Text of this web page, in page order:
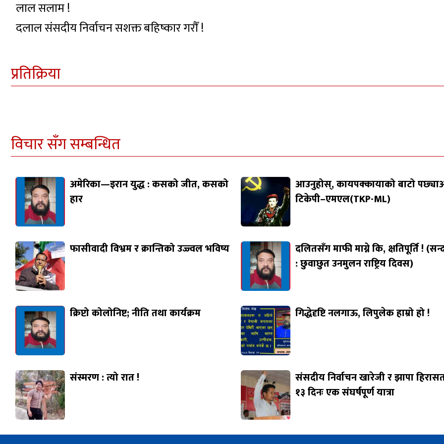
लाल सलाम !
दलाल संसदीय निर्वाचन सशक्त बहिष्कार गरौँ !
प्रतिक्रिया
विचार सँग सम्बन्धित
अमेरिका—इरान युद्ध : कसको जीत, कसको
हार
आउनुहोस्, कायपक्कायाको बाटो
टिकेपी–एमएल(TKP-ML)
फासीवादी विभ्रम र क्रान्तिको उज्ज्वल भविष्य
दलितसँग माफी माग्ने कि, क्षतिपूर्ति !
: छुवाछुत उनमुलन राष्ट्रिय दिवस)
क्रिप्टो कोलोनिष्ट; नीति तथा कार्यक्रम गिद्धेदृष्टि नलगाऊ, लिपुलेक हाम्रो हो !
संस्मरण : त्यो रात !
संसदीय निर्वाचन खारेजी र झापा
१३ दिनः एक संघर्षपूर्ण यात्रा